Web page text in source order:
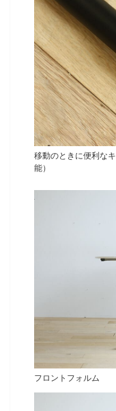
移動のときに便利な
能）
フロントフォルム